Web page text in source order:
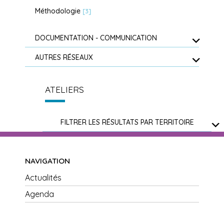
Méthodologie [3]
DOCUMENTATION - COMMUNICATION
AUTRES RÉSEAUX
ATELIERS
FILTRER LES RÉSULTATS PAR TERRITOIRE
NAVIGATION
Actualités
Agenda